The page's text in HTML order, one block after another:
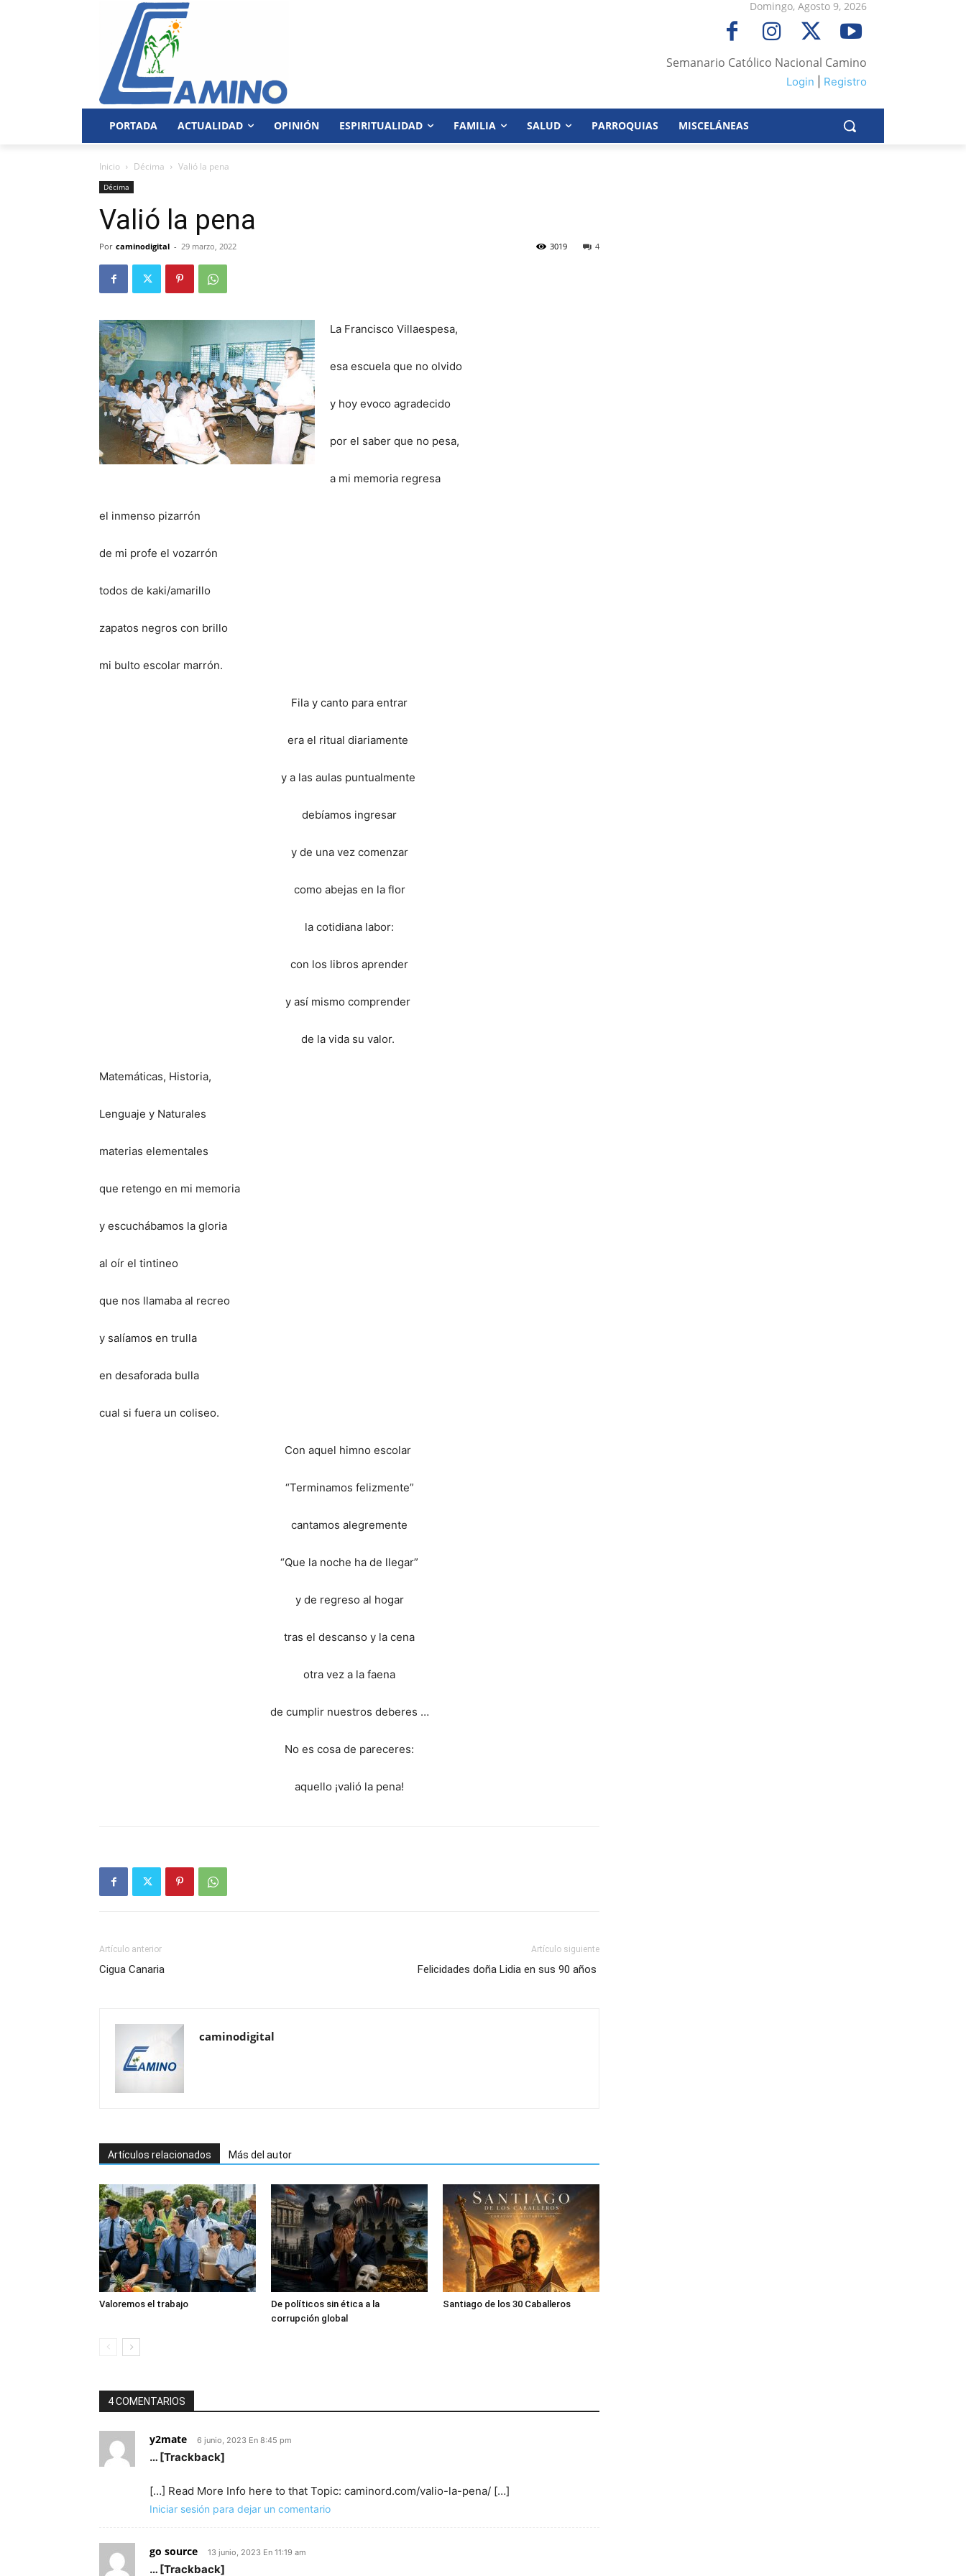
Domingo, Agosto 9, 2026
Semanario Católico Nacional Camino
Login Registro
PORTADA ACTUALIDAD OPINIÓN ESPIRITUALIDAD FAMILIA SALUD PARROQUIAS MISCELÁNEAS
Inicio Décima Valió la pena
Décima
Valió la pena
Por caminodigital - 29 marzo, 2022 4
3019
La Francisco Villaespesa,
esa escuela que no olvido
y hoy evoco agradecido
por el saber que no pesa,
a mi memoria regresa
el inmenso pizarrón
de mi profe el vozarrón
todos de kaki/amarillo
zapatos negros con brillo
mi bulto escolar marrón.
Fila y canto para entrar
era el ritual diariamente
y a las aulas puntualmente
debíamos ingresar
y de una vez comenzar
como abejas en la flor
la cotidiana labor:
con los libros aprender
y así mismo comprender
de la vida su valor.
Matemáticas, Historia,
Lenguaje y Naturales
materias elementales
que retengo en mi memoria
y escuchábamos la gloria
al oír el tintineo
que nos llamaba al recreo
y salíamos en trulla
en desaforada bulla
cual si fuera un coliseo.
Con aquel himno escolar
“Terminamos felizmente”
cantamos alegremente
“Que la noche ha de llegar”
y de regreso al hogar
tras el descanso y la cena
otra vez a la faena
de cumplir nuestros deberes …
No es cosa de pareceres:
aquello ¡valió la pena!
Artículo anterior
Cigua Canaria
Artículo siguiente
Felicidades doña Lidia en sus 90 años
caminodigital
Artículos relacionados Más del autor
Valoremos el trabajo
De políticos sin ética a la
corrupción global
Santiago de los 30 Caballeros
4 COMENTARIOS
y2mate 6 junio, 2023 En 8:45 pm
… [Trackback]
[…] Read More Info here to that Topic: caminord.com/valio-la-pena/ […]
Iniciar sesión para dejar un comentario
go source 13 junio, 2023 En 11:19 am
… [Trackback]